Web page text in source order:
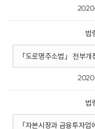
법
「도로명주소법」 전부
법
「자본시장과 금융투자